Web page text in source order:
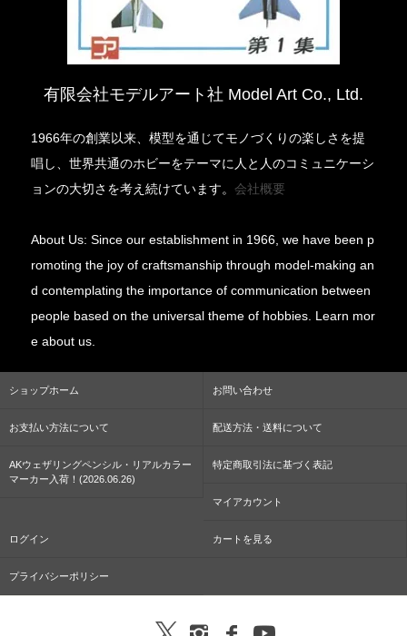
有限会社モデルアート社 Model Art Co., Ltd.
1966年の創業以来、模型を通じてモノづくりの楽しさを提
唱し、世界共通のホビーをテーマに人と人のコミュニケーシ
ョンの大切さを考え続けています。会社概要
About Us: Since our establishment in 1966, we have been p
romoting the joy of craftsmanship through model-making an
d contemplating the importance of communication between
people based on the universal theme of hobbies. Learn mor
e about us.
ショップホーム お問い合わせ
お支払い方法について 配送方法・送料について
AKウェザリングペンシル・リアルカラー
マーカー入荷！(2026.06.26)
特定商取引法に基づく表記
マイアカウント
ログイン カートを見る
プライバシーポリシー